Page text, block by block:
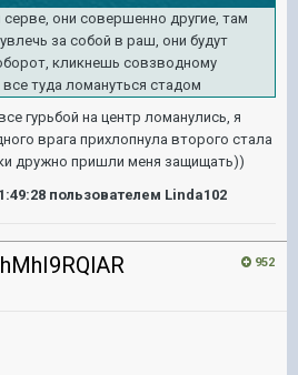
они совершенно другие, там
за собой в раш, они будут
кликнешь совзводному
туда ломануться стадом
гурьбой на центр ломанулись, я
врага прихлопнула второго стала
дружно пришли меня защищать))
пользователем Linda102
952